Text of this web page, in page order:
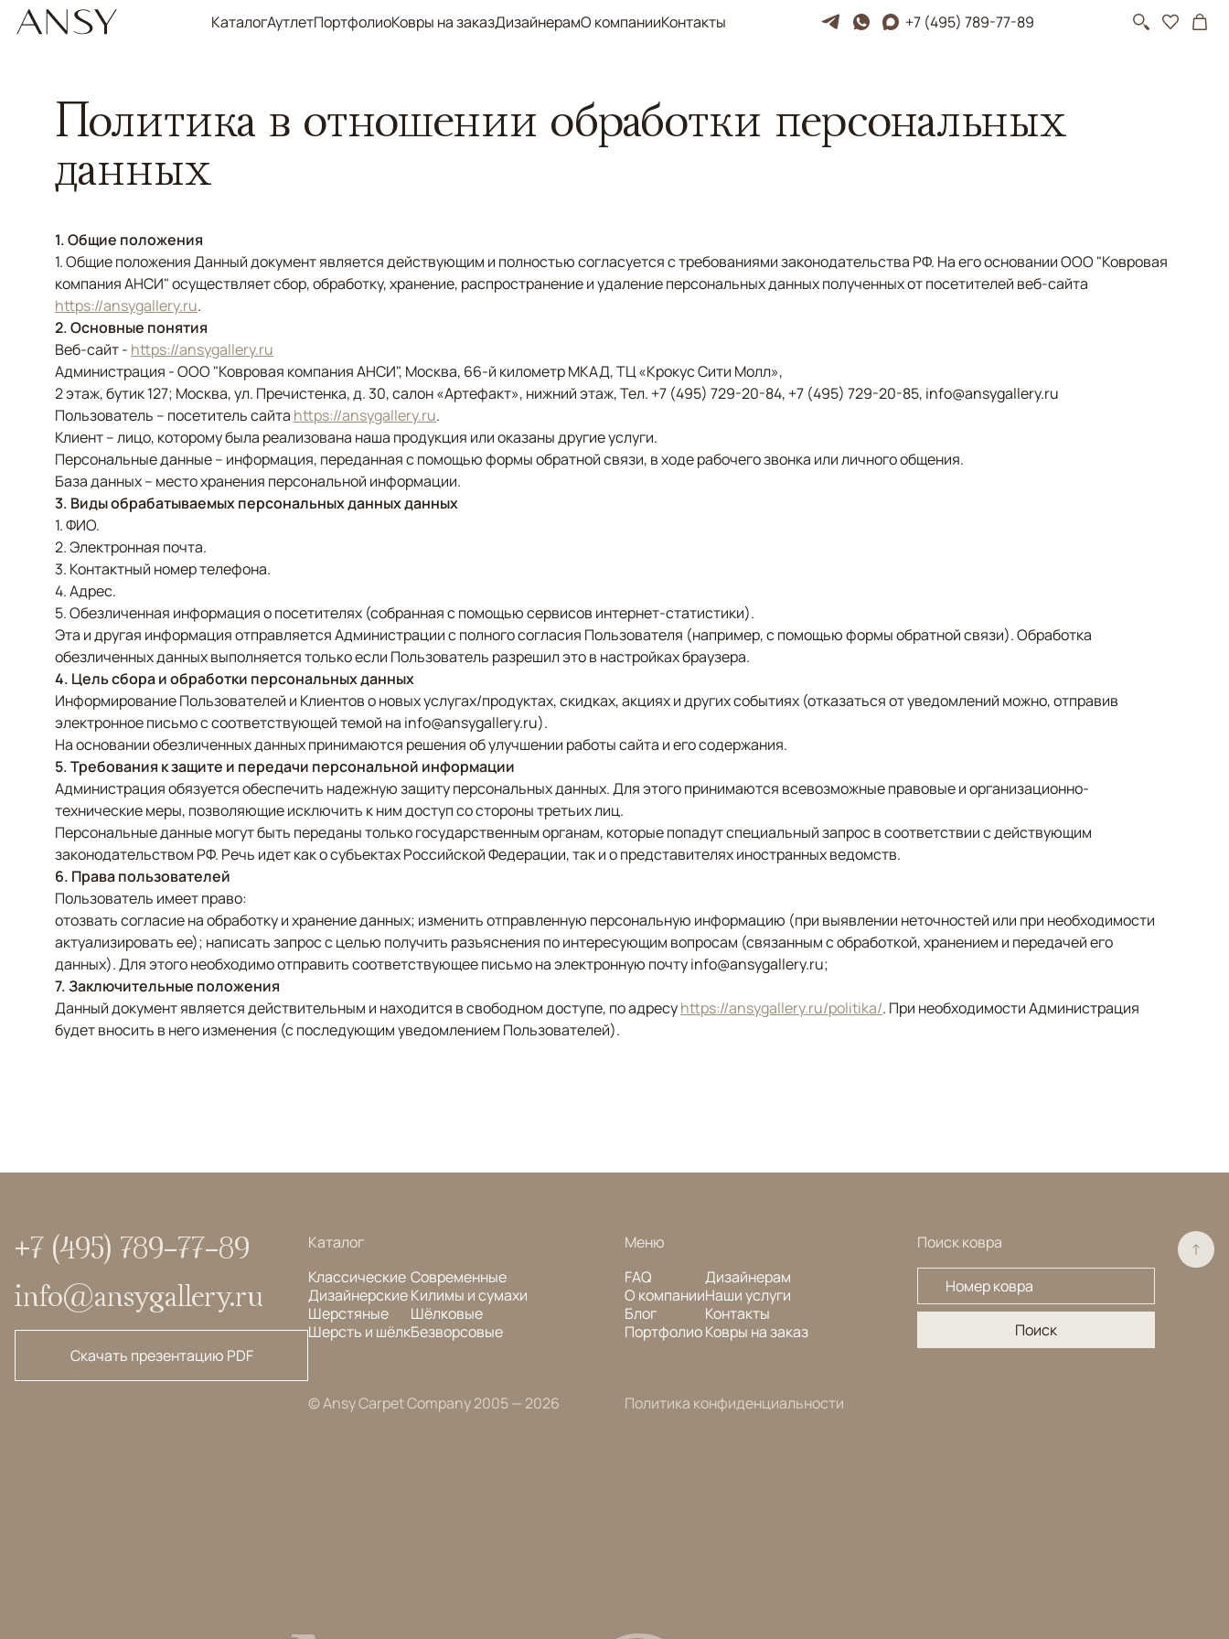
КаталогАутлетПортфолиоКовры на заказДизайнерамО компанииКонтакты +7 (495) 789-77-89
Политика в отношении обработки персональных
данных
1. Общие положения
1. Общие положения Данный документ является действующим и полностью согласуется с требованиями законодательства РФ. На его основании ООО "Ковровая
компания АНСИ" осуществляет сбор, обработку, хранение, распространение и удаление персональных данных полученных от посетителей веб-сайта
https://ansygallery.ru.
2. Основные понятия
Веб-сайт - https://ansygallery.ru
Администрация - ООО "Ковровая компания АНСИ", Москва, 66-й километр МКАД, ТЦ «Крокус Сити Молл»,
2 этаж, бутик 127; Москва, ул. Пречистенка, д. 30, салон «Артефакт», нижний этаж, Тел. +7 (495) 729-20-84, +7 (495) 729-20-85, info@ansygallery.ru
Пользователь – посетитель сайта https://ansygallery.ru.
Клиент – лицо, которому была реализована наша продукция или оказаны другие услуги.
Персональные данные – информация, переданная с помощью формы обратной связи, в ходе рабочего звонка или личного общения.
База данных – место хранения персональной информации.
3. Виды обрабатываемых персональных данных данных
1. ФИО.
2. Электронная почта.
3. Контактный номер телефона.
4. Адрес.
5. Обезличенная информация о посетителях (собранная с помощью сервисов интернет-статистики).
Эта и другая информация отправляется Администрации с полного согласия Пользователя (например, с помощью формы обратной связи). Обработка
обезличенных данных выполняется только если Пользователь разрешил это в настройках браузера.
4. Цель сбора и обработки персональных данных
Информирование Пользователей и Клиентов о новых услугах/продуктах, скидках, акциях и других событиях (отказаться от уведомлений можно, отправив
электронное письмо с соответствующей темой на info@ansygallery.ru).
На основании обезличенных данных принимаются решения об улучшении работы сайта и его содержания.
5. Требования к защите и передачи персональной информации
Администрация обязуется обеспечить надежную защиту персональных данных. Для этого принимаются всевозможные правовые и организационно-
технические меры, позволяющие исключить к ним доступ со стороны третьих лиц.
Персональные данные могут быть переданы только государственным органам, которые попадут специальный запрос в соответствии с действующим
законодательством РФ. Речь идет как о субъектах Российской Федерации, так и о представителях иностранных ведомств.
6. Права пользователей
Пользователь имеет право:
отозвать согласие на обработку и хранение данных; изменить отправленную персональную информацию (при выявлении неточностей или при необходимости
актуализировать ее); написать запрос с целью получить разъяснения по интересующим вопросам (связанным с обработкой, хранением и передачей его
данных). Для этого необходимо отправить соответствующее письмо на электронную почту info@ansygallery.ru;
7. Заключительные положения
Данный документ является действительным и находится в свободном доступе, по адресуhttps://ansygallery.ru/politika/. При необходимости Администрация
будет вносить в него изменения (с последующим уведомлением Пользователей).
+7 (495) 789-77-89
info@ansygallery.ru
Скачать презентацию PDF
Каталог
Классические
Дизайнерские
Шерстяные
Шерсть и шёлк
Современные
Килимы и сумахи
Шёлковые
Безворсовые
Меню
FAQ
О компании
Блог
Портфолио
Дизайнерам
Наши услуги
Контакты
Ковры на заказ
© Ansy Carpet Company 2005 — 2026 Политика конфиденциальности
Поиск ковра
Поиск
→